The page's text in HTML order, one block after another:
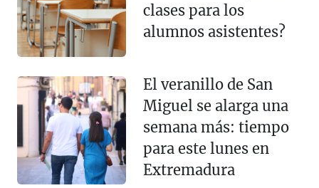
clases para los
alumnos asistentes?
El veranillo de San
Miguel se alarga una
semana más: tiempo
para este lunes en
Extremadura